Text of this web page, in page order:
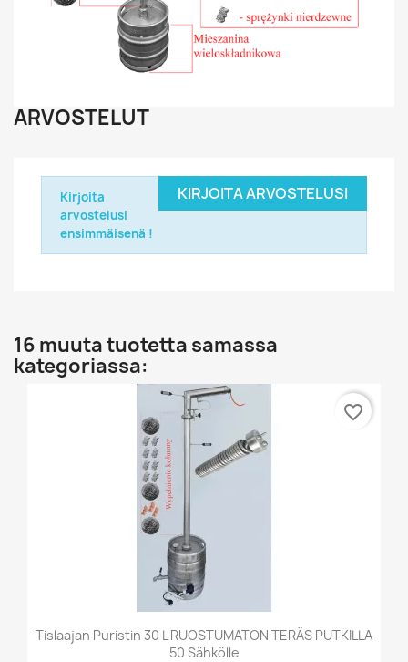
ARVOSTELUT
KIRJOITA ARVOSTELUSI
Kirjoita
arvostelusi
ensimmäisenä !
16 muuta tuotetta samassa
kategoriassa:
Tislaajan Puristin 30 L RUOSTUMATON TERÄS PUTKILLA
50 Sähkölle
favorite_border